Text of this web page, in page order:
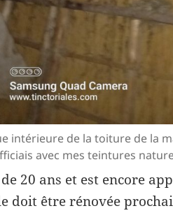
intérieure de la toiture de la
avec mes teintures
20 ans et est encore
doit être rénovée